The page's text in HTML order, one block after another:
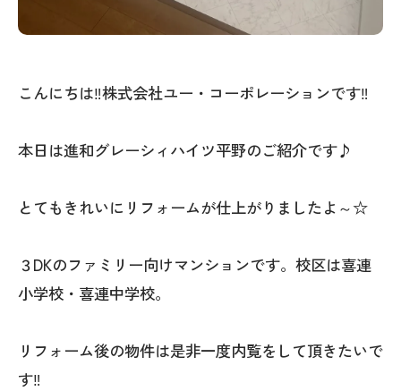
こんにちは‼株式会社ユー・コーポレーションです‼
本日は進和グレーシィハイツ平野のご紹介です♪
とてもきれいにリフォームが仕上がりましたよ～☆
３DKのファミリー向けマンションです。校区は喜連
小学校・喜連中学校。
リフォーム後の物件は是非一度内覧をして頂きたいで
す‼